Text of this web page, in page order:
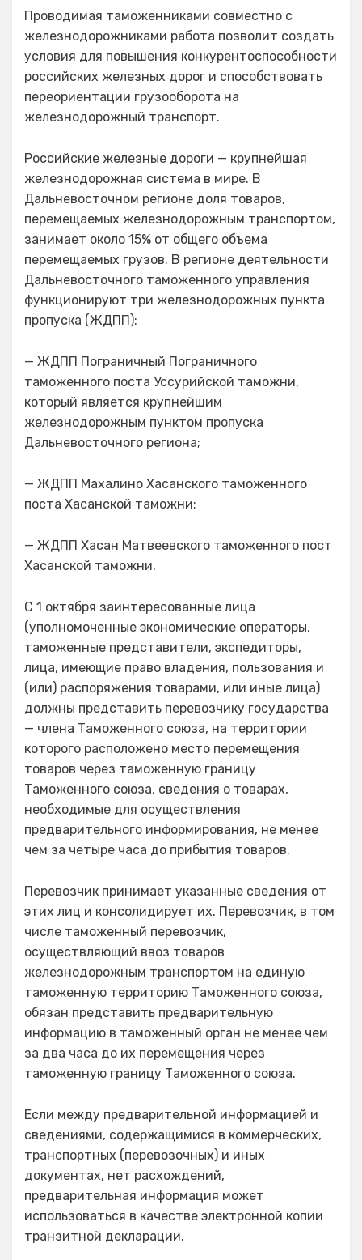
Проводимая таможенниками совместно с
железнодорожниками работа позволит создать
условия для повышения конкурентоспособности
российских железных дорог и способствовать
переориентации грузооборота на
железнодорожный транспорт.
Российские железные дороги — крупнейшая
железнодорожная система в мире. В
Дальневосточном регионе доля товаров,
перемещаемых железнодорожным транспортом,
занимает около 15% от общего объема
перемещаемых грузов. В регионе деятельности
Дальневосточного таможенного управления
функционируют три железнодорожных пункта
пропуска (ЖДПП):
— ЖДПП Пограничный Пограничного
таможенного поста Уссурийской таможни,
который является крупнейшим
железнодорожным пунктом пропуска
Дальневосточного региона;
— ЖДПП Махалино Хасанского таможенного
поста Хасанской таможни;
— ЖДПП Хасан Матвеевского таможенного пост
Хасанской таможни.
С 1 октября заинтересованные лица
(уполномоченные экономические операторы,
таможенные представители, экспедиторы,
лица, имеющие право владения, пользования и
(или) распоряжения товарами, или иные лица)
должны представить перевозчику государства
— члена Таможенного союза, на территории
которого расположено место перемещения
товаров через таможенную границу
Таможенного союза, сведения о товарах,
необходимые для осуществления
предварительного информирования, не менее
чем за четыре часа до прибытия товаров.
Перевозчик принимает указанные сведения от
этих лиц и консолидирует их. Перевозчик, в том
числе таможенный перевозчик,
осуществляющий ввоз товаров
железнодорожным транспортом на единую
таможенную территорию Таможенного союза,
обязан представить предварительную
информацию в таможенный орган не менее чем
за два часа до их перемещения через
таможенную границу Таможенного союза.
Если между предварительной информацией и
сведениями, содержащимися в коммерческих,
транспортных (перевозочных) и иных
документах, нет расхождений,
предварительная информация может
использоваться в качестве электронной копии
транзитной декларации.